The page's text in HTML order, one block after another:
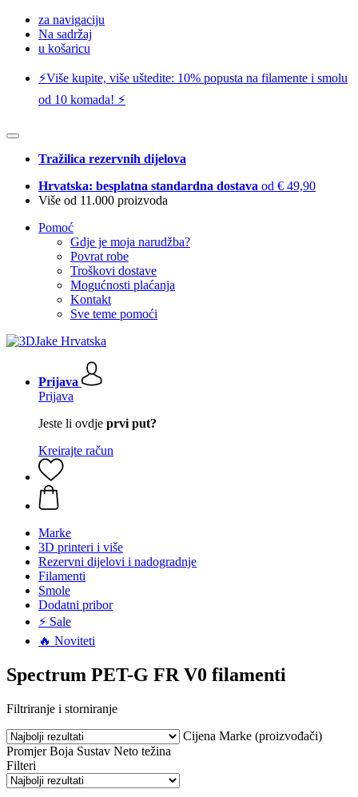
za navigaciju
Na sadržaj
u košaricu
⚡️Više kupite, više uštedite: 10% popusta na filamente i smolu
od 10 komada! ⚡️
Tražilica rezervnih dijelova
Hrvatska: besplatna standardna dostava od € 49,90
Više od 11.000 proizvoda
Pomoć
Gdje je moja narudžba?
Povrat robe
Troškovi dostave
Mogućnosti plaćanja
Kontakt
Sve teme pomoći
Prijava
Prijava
Jeste li ovdje prvi put?
Kreirajte račun
Marke
3D printeri i više
Rezervni dijelovi i nadogradnje
Filamenti
Smole
Dodatni pribor
⚡ Sale
🔥 Noviteti
Spectrum PET-G FR V0 filamenti
Filtriranje i storniranje
Cijena Marke (proizvođači)
Promjer Boja Sustav Neto težina
Filteri